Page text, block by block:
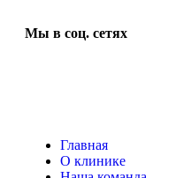
Мы в соц. сетях
Главная
О клинике